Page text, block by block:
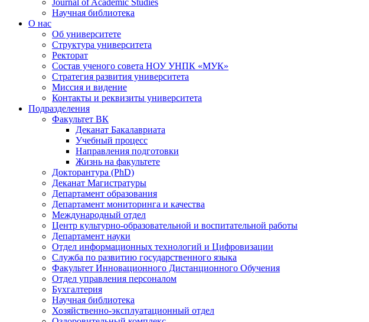
Journal of Academic Studies
Научная библиотека
О нас
Об университете
Структура университета
Ректорат
Состав ученого совета НОУ УНПК «МУК»
Стратегия развития университета
Миссия и видение
Контакты и реквизиты университета
Подразделения
Факультет ВК
Деканат Бакалавриата
Учебный процесс
Направления подготовки
Жизнь на факультете
Докторантура (PhD)
Деканат Магистратуры
Департамент образования
Департамент мониторинга и качества
Международный отдел
Центр культурно-образовательной и воспитательной работы
Департамент науки
Отдел информационных технологий и Цифровизации
Служба по развитию государственного языка
Факультет Инновационного Дистанционного Обучения
Отдел управления персоналом
Бухгалтерия
Научная библиотека
Хозяйственно-эксплуатационный отдел